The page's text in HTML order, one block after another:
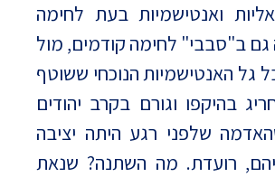
ואנטישמיות בעת לחימה
ב"סבבי" לחימה קודמים, מול
האנטישמיות הנוכחי ששוטף
בהיקפו וגורם בקרב יהודים
שלפני רגע היתה יציבה
רועדת. מה השתנה? שנאת